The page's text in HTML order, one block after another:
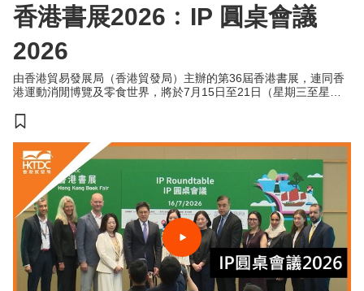
香港書展2026﹕IP 圓桌會議
2026
由香港貿易發展局（香港貿發局）主辦的第36屆香港書展，連同香
港運動消閒博覽及零食世界，將於7月15日至21日（星期三至星期
商，來自約30個國家及地區，為入場人士帶來集閱讀、運動與消閒